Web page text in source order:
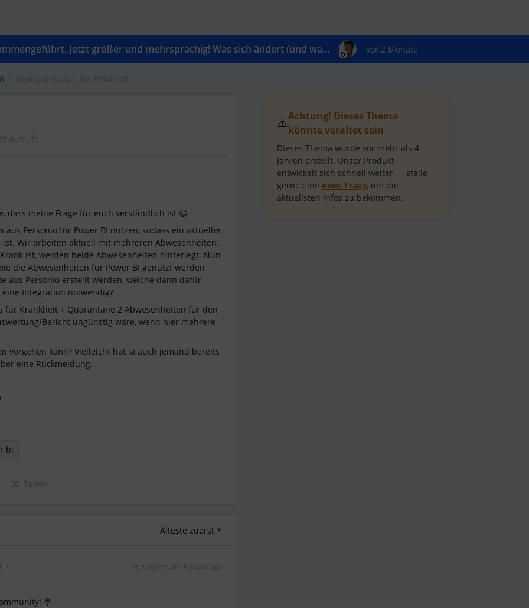
Jetzt größer und mehrsprachig! Was sich ändert (und wa... vor 2 Monate
Aufrufe
dass meine Frage für euch verständlich ist 😊
Personio für Power BI nutzen, sodass ein aktueller
Wir arbeiten aktuell mit mehreren Abwesenheiten,
ist, werden beide Abwesenheiten hinterlegt. Nun
die Abwesenheiten für Power BI genutzt werden
aus Personio erstellt werden, welche dann dafür
Integration notwendig?
für Krankheit + Quarantäne 2 Abwesenheiten für den
Bericht ungünstig wäre, wenn hier mehrere
vorgehen kann? Vielleicht hat ja auch jemand bereits
eine Rückmeldung.
bi
Teilen
Älteste zuerst
Forum|Forum|4 years ago
💐
⚠️Achtung! Dieses Thema
könnte veraltet sein
Dieses Thema wurde vor mehr als 4
Jahren erstellt. Unser Produkt
entwickelt sich schnell weiter — stelle
gerne eine neue Frage, um die
aktuellsten Infos zu bekommen.